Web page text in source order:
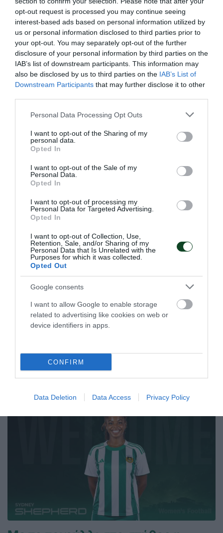
opt-out request is processed you may continue seeing
interest-based ads based on personal information utilized by
us or personal information disclosed to third parties prior to
your opt-out. You may separately opt-out of the further
disclosure of your personal information by third parties on the
IAB’s list of downstream participants. This information may
also be disclosed by us to third parties on the IAB’s List of
Downstream Participants that may further disclose it to other
Please note that this website/app uses one or more Google
not limited to your visit or usage behaviour. You may click to
grant or deny consent to Google and its third-party tags to
use your data for below specified purposes in below Google
consent section.
Personal Data Processing Opt Outs
I want to opt-out of the Sharing of my
personal data.
Opted In
I want to opt-out of the Sale of my
Personal Data.
Opted In
I want to opt-out of processing my
Personal Data for Targeted Advertising.
Opted In
I want to opt-out of Collection, Use,
Retention, Sale, and/or Sharing of my
Personal Data that Is Unrelated with the
Purposes for which it was collected.
Opted Out
Google consents
I want to allow Google to enable storage
related to advertising like cookies on web or
device identifiers in apps.
CONFIRM
Data Deletion Data Access Privacy Policy
Σημαντικές διακρίσεις στους
αγώνες του Διρού
Με εξαιρετικές εμφανίσεις και σημαντικές θέσεις στο
βάθρο, οι αθλητές και οι αθλήτριες του Παναθηναϊκού
ξεχώρισαν στους αγώνες του Σκοπευτικού Ομίλου Ταίναρο
στο Διρό.
Σαρωτική εμφάνιση και
«πράσινη» κυριαρχία του
Παναθηναϊκού στο Βύρωνα!
Ένα ονειρικό αγωνιστικό διήμερο ολοκληρώθηκε για το
σκοπευτικό τμήμα του Παναθηναϊκού στο Εθνικό
Σκοπευτήριο Βύρωνα.
ΤΕΛΕΥΤΑΙΑ ΝΕΑ